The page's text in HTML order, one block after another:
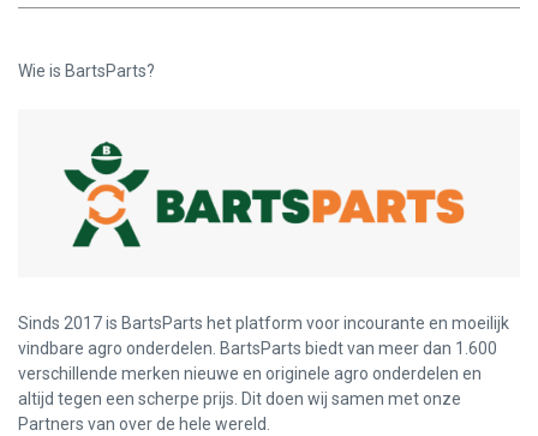
Wie is BartsParts?
Sinds 2017 is BartsParts het platform voor incourante en moeilijk
vindbare agro onderdelen. BartsParts biedt van meer dan 1.600
verschillende merken nieuwe en originele agro onderdelen en
altijd tegen een scherpe prijs. Dit doen wij samen met onze
Partners van over de hele wereld.